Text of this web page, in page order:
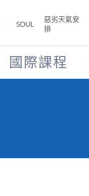
SOUL
惡劣天氣安
排
國際課程